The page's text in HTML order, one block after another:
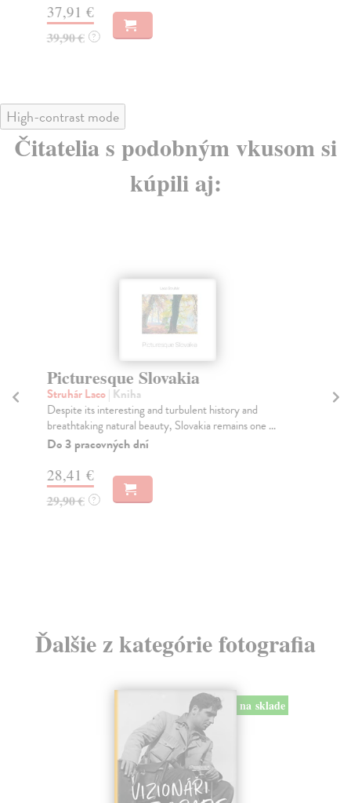
37,91 €
39,90 € ?
High-contrast mode
Čitatelia s podobným vkusom si
kúpili aj:
Picturesque Slovakia
Struhár Laco| Kniha
Despite its interesting and turbulent history and
breathtaking natural beauty, Slovakia remains one ...
Do 3 pracovných dní
28,41 €
29,90 € ?
Ďalšie z kategórie fotografia
na sklade